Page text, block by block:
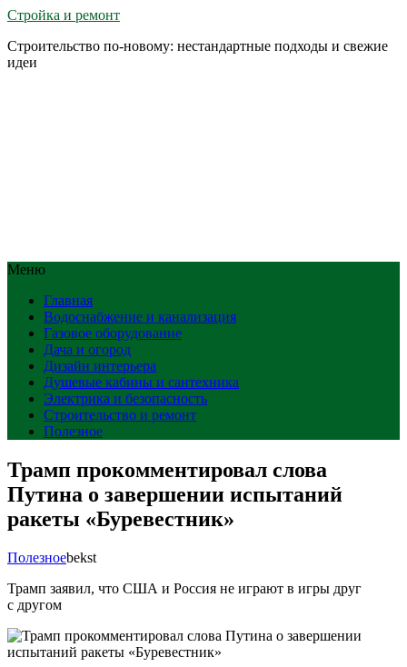
Стройка и ремонт
Строительство по-новому: нестандартные подходы и свежие
идеи
Меню
Главная
Водоснабжение и канализация
Газовое оборудование
Дача и огород
Дизайн интерьера
Душевые кабины и сантехника
Электрика и безопасность
Строительство и ремонт
Полезное
Трамп прокомментировал слова
Путина о завершении испытаний
ракеты «Буревестник»
Полезноеbekst
Трамп заявил, что США и Россия не играют в игры друг
с другом